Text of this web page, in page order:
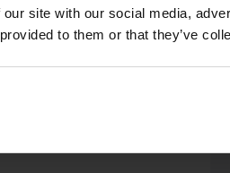
site with our social media,
to them or that they’ve
509
Ulkomateriaali 80% Puuvilla
XL 143 x 205 x 41 mm
aina parhaamme
kuluessa ostoksestasi.
trendikästä streetwear-